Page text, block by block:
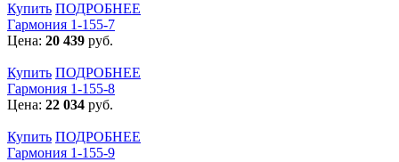
Купить ПОДРОБНЕЕ
Гармония 1-155-7
Цена: 20 439 руб.
Купить ПОДРОБНЕЕ
Гармония 1-155-8
Цена: 22 034 руб.
Купить ПОДРОБНЕЕ
Гармония 1-155-9